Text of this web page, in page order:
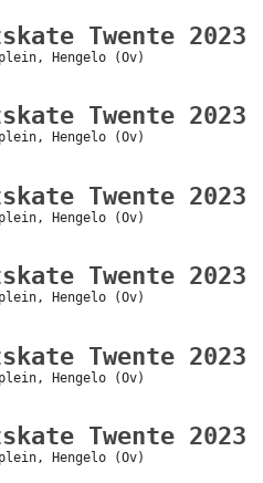
Twente 2023
Hengelo (Ov)
Twente 2023
Hengelo (Ov)
Twente 2023
Hengelo (Ov)
Twente 2023
Hengelo (Ov)
Twente 2023
Hengelo (Ov)
Twente 2023
Hengelo (Ov)